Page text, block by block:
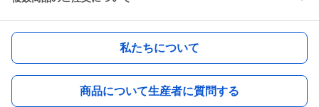
私たちについて
商品について生産者に質問する